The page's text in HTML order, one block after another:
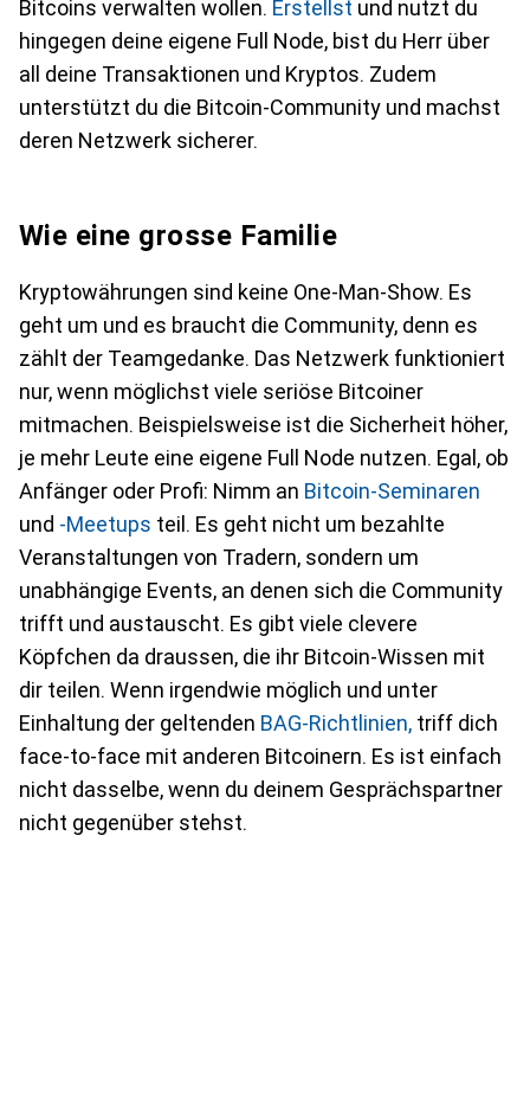
Bitcoins verwalten wollen. Erstellst und nutzt du
hingegen deine eigene Full Node, bist du Herr über
all deine Transaktionen und Kryptos. Zudem
unterstützt du die Bitcoin-Community und machst
deren Netzwerk sicherer.
Wie eine grosse Familie
Kryptowährungen sind keine One-Man-Show. Es
geht um und es braucht die Community, denn es
zählt der Teamgedanke. Das Netzwerk funktioniert
nur, wenn möglichst viele seriöse Bitcoiner
mitmachen. Beispielsweise ist die Sicherheit höher,
je mehr Leute eine eigene Full Node nutzen. Egal, ob
Anfänger oder Profi: Nimm an Bitcoin-Seminaren
und -Meetups teil. Es geht nicht um bezahlte
Veranstaltungen von Tradern, sondern um
unabhängige Events, an denen sich die Community
trifft und austauscht. Es gibt viele clevere
Köpfchen da draussen, die ihr Bitcoin-Wissen mit
dir teilen. Wenn irgendwie möglich und unter
Einhaltung der geltenden BAG-Richtlinien, triff dich
face-to-face mit anderen Bitcoinern. Es ist einfach
nicht dasselbe, wenn du deinem Gesprächspartner
nicht gegenüber stehst.